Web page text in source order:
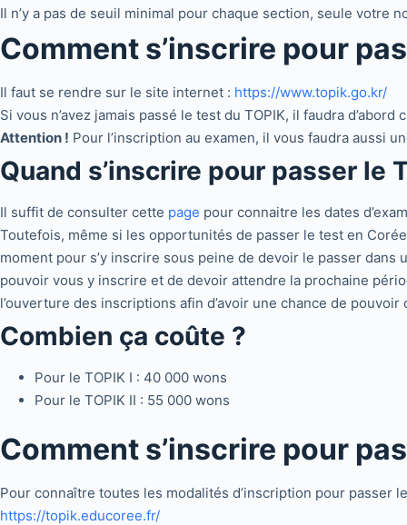
Il n’y a pas de seuil minimal pour chaque section, seule votre
Comment s’inscrire pour
Il faut se rendre sur le site internet : https://www.topik.go.kr/
Si vous n’avez jamais passé le test du TOPIK, il faudra d’abord
Attention ! Pour l’inscription au examen, il vous faudra aussi
Quand s’inscrire pour passer le
Il suffit de consulter cette page pour connaitre les dates
Toutefois, même si les opportunités de passer le test en
moment pour s’y inscrire sous peine de devoir le passer
pouvoir vous y inscrire et de devoir attendre la prochaine
l’ouverture des inscriptions afin d’avoir une chance de pouvoir
Combien ça coûte ?
Pour le TOPIK I : 40 000 wons
Pour le TOPIK II : 55 000 wons
Comment s’inscrire pour
Pour connaître toutes les modalités d’inscription pour passer
https://topik.educoree.fr/